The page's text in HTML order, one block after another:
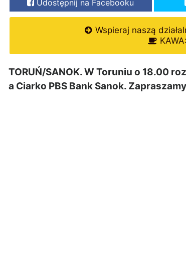
Udostępnij na Facebooku
Wspieraj naszą
TORUŃ/SANOK. W Toruniu o 18.00
a Ciarko PBS Bank Sanok.